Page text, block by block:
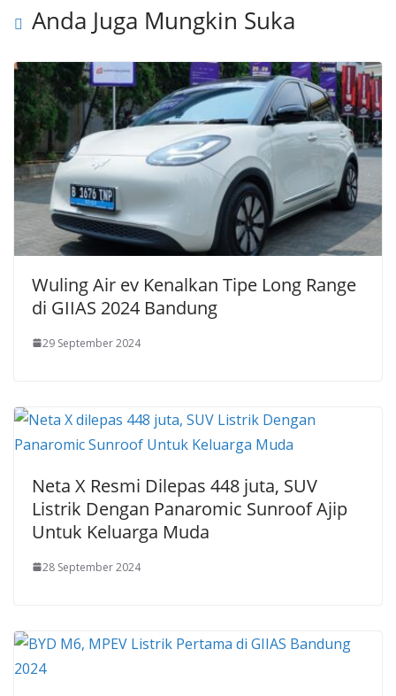
Anda Juga Mungkin Suka
Wuling Air ev Kenalkan Tipe Long Range
di GIIAS 2024 Bandung
29 September 2024
Neta X Resmi Dilepas 448 juta, SUV
Listrik Dengan Panaromic Sunroof Ajip
Untuk Keluarga Muda
28 September 2024